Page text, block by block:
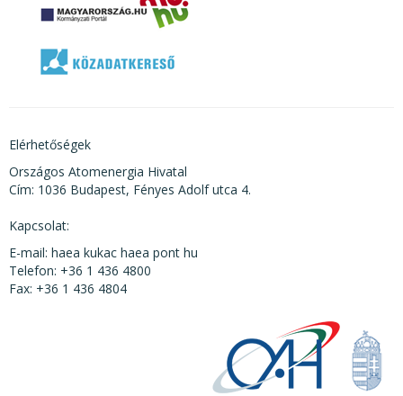
Elérhetőségek
Országos Atomenergia Hivatal
Cím: 1036 Budapest, Fényes Adolf utca 4.
Kapcsolat:
E-mail: haea kukac haea pont hu
Telefon: +36 1 436 4800
Fax: +36 1 436 4804